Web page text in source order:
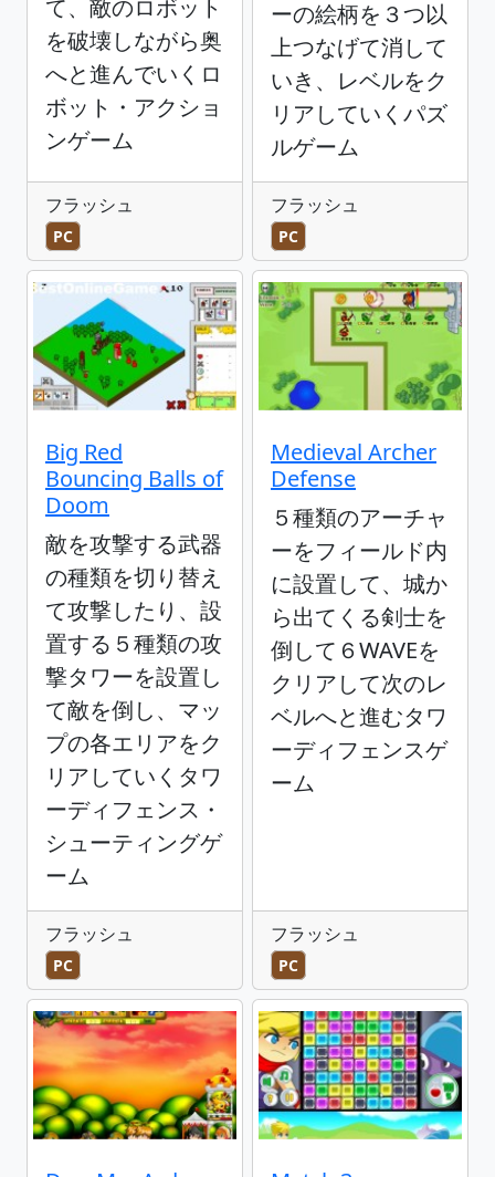
て、敵のロボット
を破壊しながら奥
へと進んでいくロ
ボット・アクショ
ンゲーム
フラッシュ
PC
ーの絵柄を３つ以
上つなげて消して
いき、レベルをク
リアしていくパズ
ルゲーム
フラッシュ
PC
Big Red
Bouncing Balls of
Doom
敵を攻撃する武器
の種類を切り替え
て攻撃したり、設
置する５種類の攻
撃タワーを設置し
て敵を倒し、マッ
プの各エリアをク
リアしていくタワ
ーディフェンス・
シューティングゲ
ーム
フラッシュ
PC
Medieval Archer
Defense
５種類のアーチャ
ーをフィールド内
に設置して、城か
ら出てくる剣士を
倒して６WAVEを
クリアして次のレ
ベルへと進むタワ
ーディフェンスゲ
ーム
フラッシュ
PC